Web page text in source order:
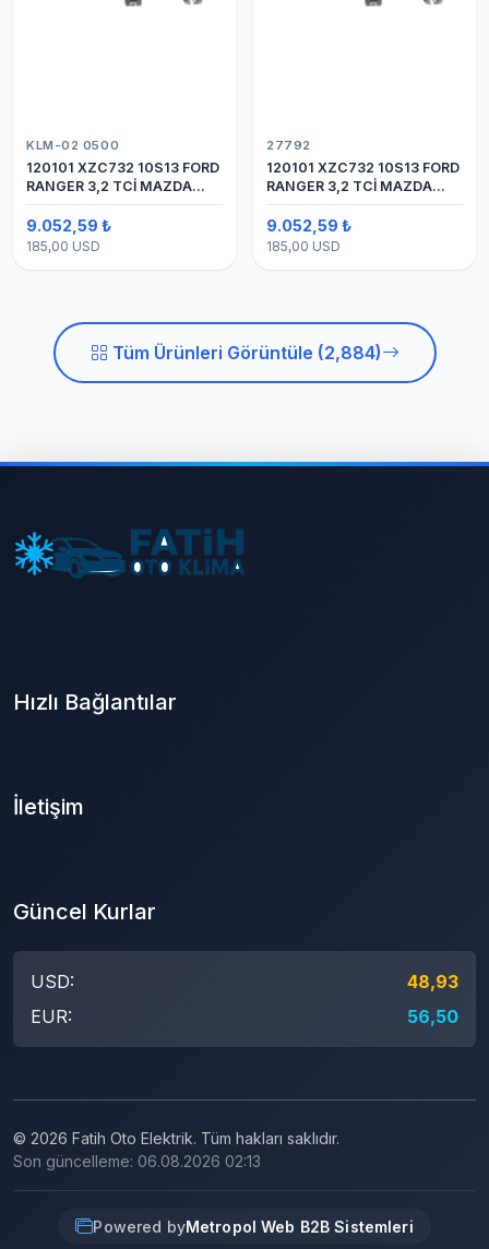
KLM-02 0500
120101 XZC732 10S13 FORD
RANGER 3,2 TCİ MAZDA
Y.M.
9.052,59 ₺
185,00 USD
27792
120101 XZC732 10S13 FORD
RANGER 3,2 TCİ MAZDA
Y.M. KOMPRESÖR 7PK 12V
9.052,59 ₺
185,00 USD
Tüm Ürünleri Görüntüle (2,884)
Hızlı Bağlantılar
İletişim
Güncel Kurlar
USD:
48,93
EUR:
56,50
© 2026 Fatih Oto Elektrik. Tüm hakları saklıdır.
Son güncelleme: 06.08.2026 02:13
Powered byMetropol Web B2B Sistemleri